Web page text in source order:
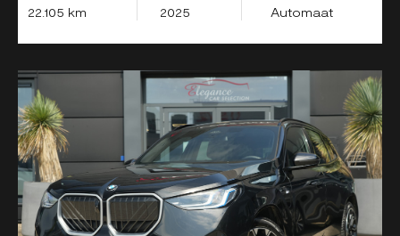
22.105 km
2025
Automaat